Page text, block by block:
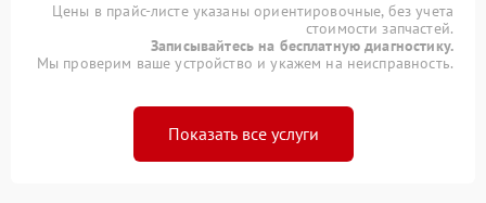
Цены в прайс-листе указаны ориентировочные, без учета
стоимости запчастей.
Записывайтесь на бесплатную диагностику.
Мы проверим ваше устройство и укажем на неисправность.
Показать все услуги